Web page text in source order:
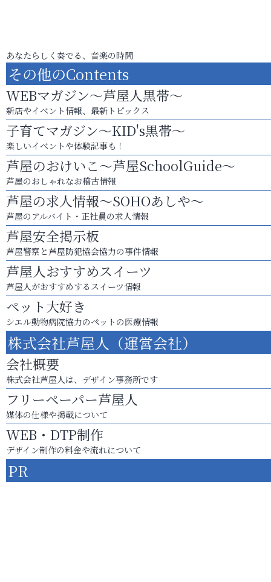
あなたらしく奏でる、音楽の時間
その他のContents
WEBマガジン～芦屋人黒帯～
新店やイベント情報、最新トピックス
子育てマガジン～KID's黒帯～
楽しいイベントや体験記事も！
芦屋のおけいこ～芦屋SchoolGuide～
芦屋のおしゃれなお稽古情報
芦屋の求人情報～SOHOあしや～
芦屋のアルバイト・正社員の求人情報
芦屋安全掲示板
芦屋警察と芦屋防犯協会協力の事件情報
芦屋人おすすめスイーツ
芦屋人がおすすめするスイーツ情報
ペット大好き
シエル動物病院協力のペットの医療情報
株式会社芦屋人（運営会社）
会社概要
株式会社芦屋人は、デザイン事務所です
フリーペーパー芦屋人
媒体の仕様や掲載について
WEB・DTP制作
デザイン制作の料金や流れについて
PR